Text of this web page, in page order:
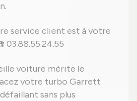
service client est à votre
03.88.55.24.55
voiture mérite le
votre turbo Garrett
sans plus